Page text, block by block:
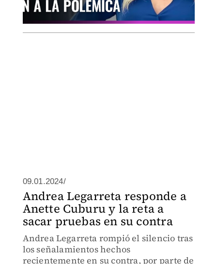
09.01.2024/
Andrea Legarreta responde a
Anette Cuburu y la reta a
sacar pruebas en su contra
Andrea Legarreta rompió el silencio tras
los señalamientos hechos
recientemente en su contra, por parte de